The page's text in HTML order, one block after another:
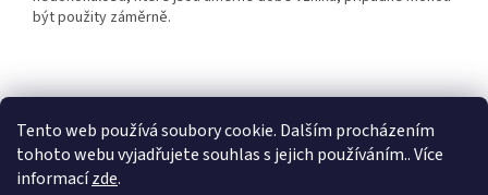
Tento web používá soubory cookie. Dalším procházením
tohoto webu vyjadřujete souhlas s jejich používáním.. Více
informacízde.
být použity záměrně.
Z
Retro-Darky.cz Krowki.cz